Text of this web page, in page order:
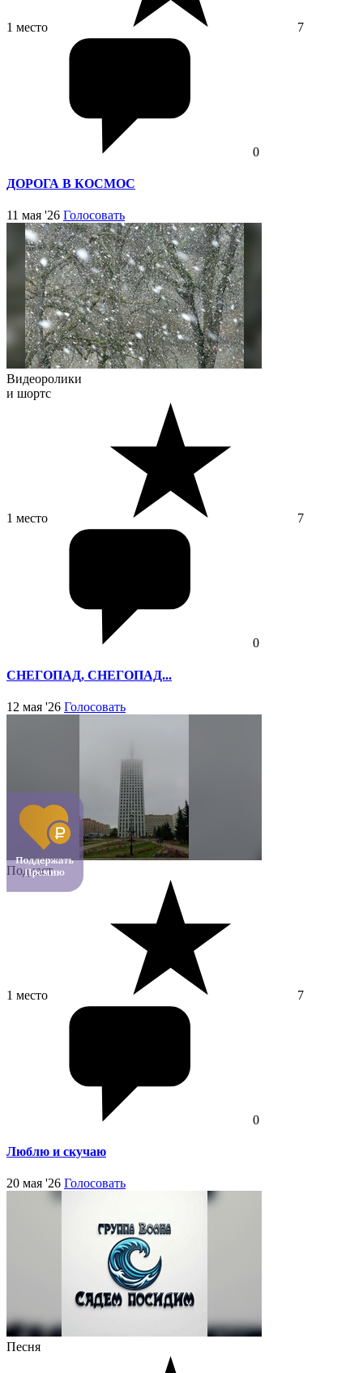
1 место 7
0
ДОРОГА В КОСМОС
11 мая '26 Голосовать
Видеоролики
и шортс
1 место 7
0
СНЕГОПАД, СНЕГОПАД...
12 мая '26 Голосовать
Подкаст
1 место 7
0
Люблю и скучаю
20 мая '26 Голосовать
Песня